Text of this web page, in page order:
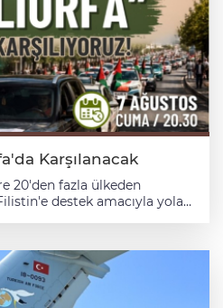
Karşılanacak
20'den fazla ülkeden
destek amacıyla yola
programla karşılanması
programda,
mesajları verilecek. Etkinlik